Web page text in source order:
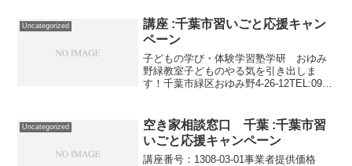
Uncategorized
講座 :千葉市習いごと応援キャン
ペーン
子どもの学び・体験学習塾学研 おゆみ
野緑教室子どものやる気を引き出しま
す！千葉市緑区おゆみ野4-26-12TEL:090-
「StedRO」これからの時代を見越...
Uncategorized
空き家相談窓口 千葉 :千葉市習
いごと応援キャンペーン
講座番号：1308-03-01事業者提供価格